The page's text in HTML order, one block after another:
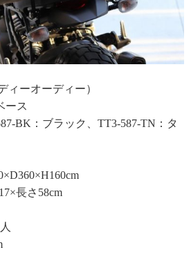
ィーオーディー）
ース
BK：ブラック、TT3-587-TN：タ
長さ58cm